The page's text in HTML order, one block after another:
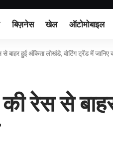
बिज़नेस खेल ऑटोमोबाइल
बाहर हुई अंकिता लोखंडे, वोटिंग ट्रेंड में जानिए
रेस से